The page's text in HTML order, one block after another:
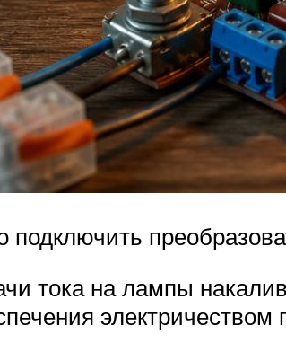
подключить
тока на лампы
электричеством